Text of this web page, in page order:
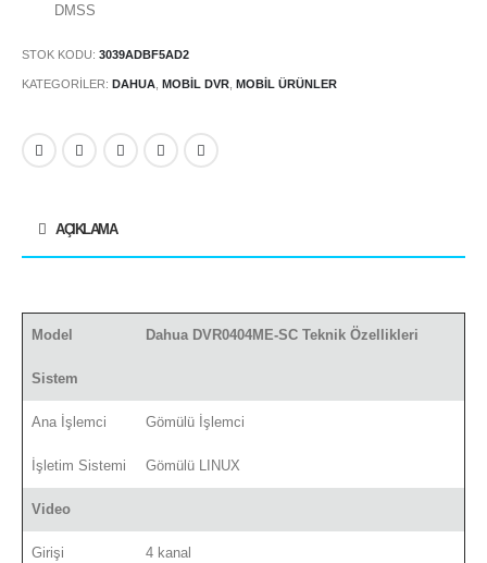
DMSS
STOK KODU: 3039ADBF5AD2
KATEGORILER: DAHUA, MOBIL DVR, MOBIL ÜRÜNLER
AÇIKLAMA
Model Dahua DVR0404ME-SC Teknik Özellikleri
Sistem
Ana İşlemci Gömülü İşlemci
İşletim Sistemi Gömülü LINUX
Video
Girişi 4 kanal